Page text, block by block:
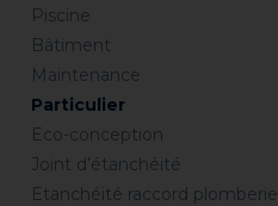
Piscine
Bâtiment
Maintenance
Particulier
Eco-conception
Joint d’étanchéité
Etanchéité raccord plomberie